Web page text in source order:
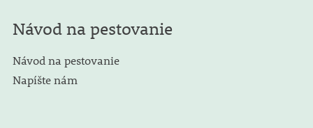
Návod na pestovanie
Návod na pestovanie
Napíšte nám